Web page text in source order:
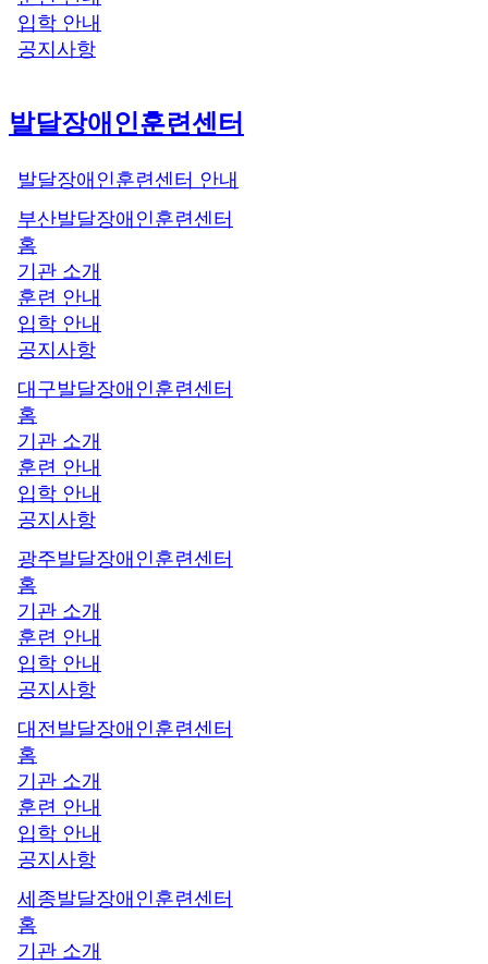
입학 안내
공지사항
발달장애인훈련센터
발달장애인훈련센터 안내
부산발달장애인훈련센터
홈
기관 소개
훈련 안내
입학 안내
공지사항
대구발달장애인훈련센터
홈
기관 소개
훈련 안내
입학 안내
공지사항
광주발달장애인훈련센터
홈
기관 소개
훈련 안내
입학 안내
공지사항
대전발달장애인훈련센터
홈
기관 소개
훈련 안내
입학 안내
공지사항
세종발달장애인훈련센터
홈
기관 소개